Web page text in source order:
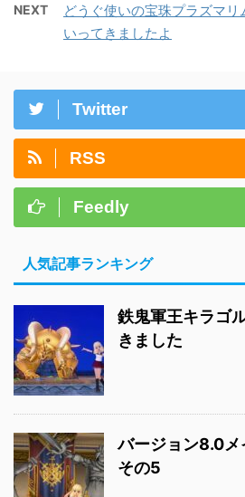
NEXT
どうぐ使いの宝珠プラズマ
いってきましたよ
Twitter
RSS
Feedly
人気記事ランキング
鉄鬼軍王キラゴ
きました
バージョン8.0メ
その5